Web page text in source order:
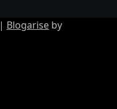
| Blogarise by